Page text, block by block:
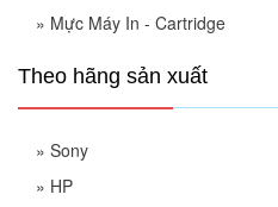
» Mực Máy In - Cartridge
Theo hãng sản xuất
» Sony
» HP